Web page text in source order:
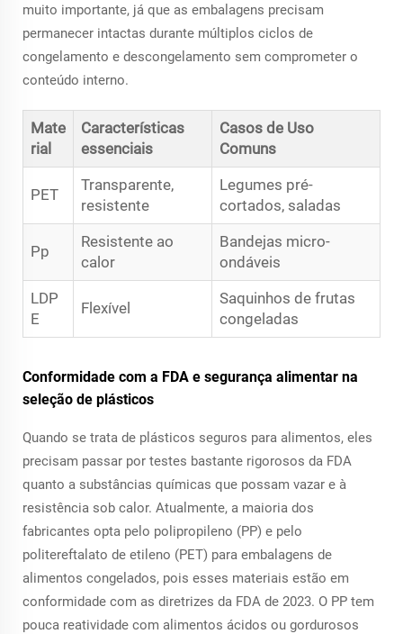
muito importante, já que as embalagens precisam
permanecer intactas durante múltiplos ciclos de
congelamento e descongelamento sem comprometer o
conteúdo interno.
Mate
rial
Características
essenciais
Casos de Uso
Comuns
PET
Transparente,
resistente
Legumes pré-
cortados, saladas
Pp
Resistente ao
calor
Bandejas micro-
ondáveis
LDP
E
Flexível
Saquinhos de frutas
congeladas
Conformidade com a FDA e segurança alimentar na
seleção de plásticos
Quando se trata de plásticos seguros para alimentos, eles
precisam passar por testes bastante rigorosos da FDA
quanto a substâncias químicas que possam vazar e à
resistência sob calor. Atualmente, a maioria dos
fabricantes opta pelo polipropileno (PP) e pelo
politereftalato de etileno (PET) para embalagens de
alimentos congelados, pois esses materiais estão em
conformidade com as diretrizes da FDA de 2023. O PP tem
pouca reatividade com alimentos ácidos ou gordurosos